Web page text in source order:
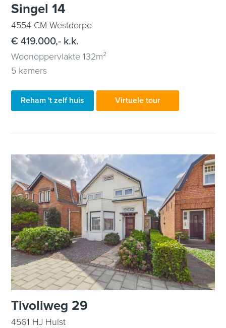
Singel 14
4554 CM Westdorpe
€ 419.000,- k.k.
Woonoppervlakte 132m²
5 kamers
Reham 't zelf huis Virtuele tour
Tivoliweg 29
4561 HJ Hulst